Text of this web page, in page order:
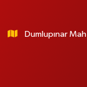
Dumlupınar